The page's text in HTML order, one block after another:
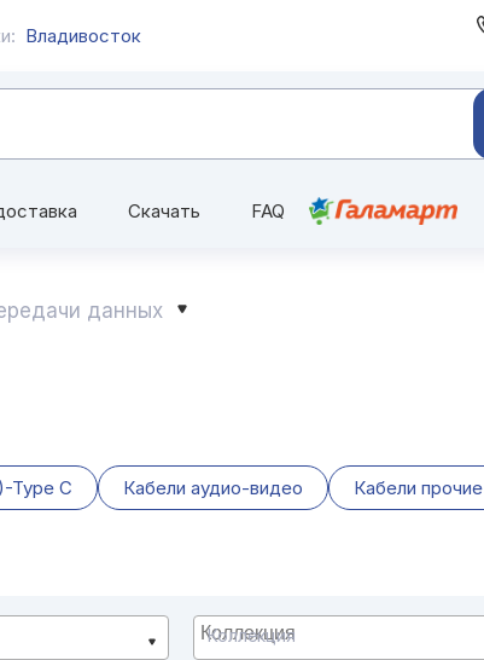
Владивосток
Скачать FAQ
данных
Type C Кабели аудио-видео Кабели прочие
Коллекция